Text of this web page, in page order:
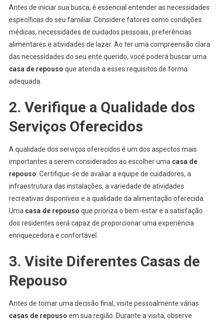
Antes de iniciar sua busca, é essencial entender as necessidades
específicas do seu familiar. Considere fatores como condições
médicas, necessidades de cuidados pessoais, preferências
alimentares e atividades de lazer. Ao ter uma compreensão clara
das necessidades do seu ente querido, você poderá buscar uma
casa de repouso que atenda a esses requisitos de forma
adequada.
2. Verifique a Qualidade dos
Serviços Oferecidos
A qualidade dos serviços oferecidos é um dos aspectos mais
importantes a serem considerados ao escolher uma casa de
repouso . Certifique-se de avaliar a equipe de cuidadores, a
infraestrutura das instalações, a variedade de atividades
recreativas disponíveis e a qualidade da alimentação oferecida.
Uma casa de repouso que prioriza o bem-estar e a satisfação
dos residentes será capaz de proporcionar uma experiência
enriquecedora e confortável.
3. Visite Diferentes Casas de
Repouso
Antes de tomar uma decisão final, visite pessoalmente várias
casas de repouso em sua região. Durante a visita, observe